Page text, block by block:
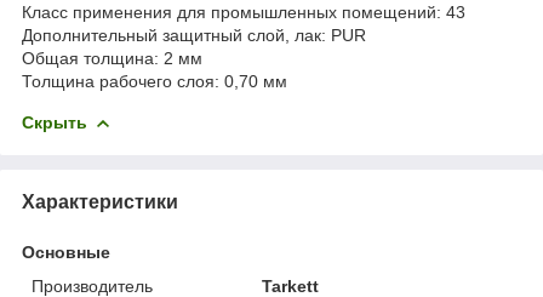
Класс применения для промышленных помещений: 43
Дополнительный защитный слой, лак: PUR
Общая толщина: 2 мм
Толщина рабочего слоя: 0,70 мм
Скрыть
Характеристики
Основные
Производитель
Tarkett